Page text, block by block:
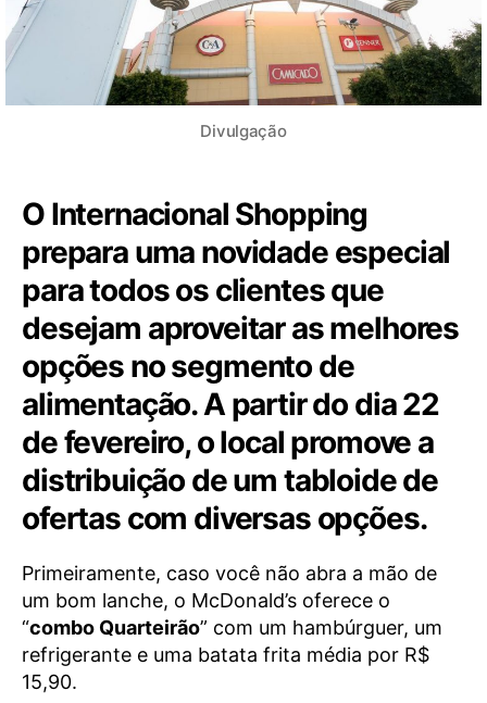
Divulgação
O Internacional Shopping
prepara uma novidade especial
para todos os clientes que
desejam aproveitar as melhores
opções no segmento de
alimentação. A partir do dia 22
de fevereiro, o local promove a
distribuição de um tabloide de
ofertas com diversas opções.
Primeiramente, caso você não abra a mão de
um bom lanche, o McDonald’s oferece o
“combo Quarteirão” com um hambúrguer, um
refrigerante e uma batata frita média por R$
15,90.